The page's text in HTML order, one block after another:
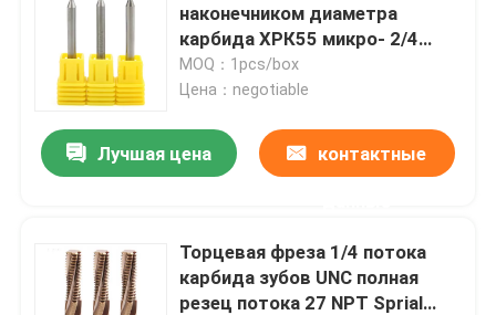
наконечником диаметра
карбида ХРК55 микро- 2/4
биты концевой фрезы
каннелюр для алюминия
MOQ：1pcs/box
Цена：negotiable
Лучшая цена контактные
Торцевая фреза 1/4 потока
карбида зубов UNC полная
резец потока 27 NPT Sprial